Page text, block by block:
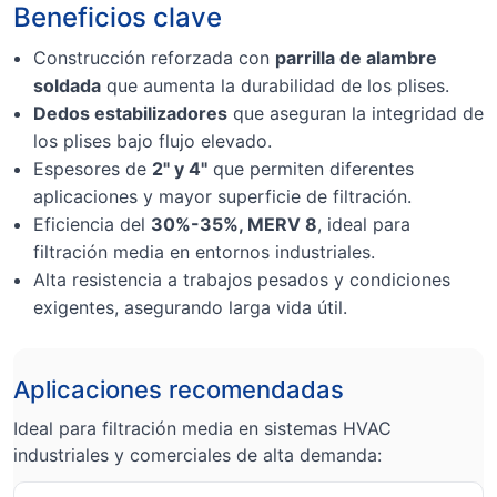
Beneficios clave
Construcción reforzada con parrilla de alambre
soldada que aumenta la durabilidad de los plises.
Dedos estabilizadores que aseguran la integridad de
los plises bajo flujo elevado.
Espesores de 2" y 4" que permiten diferentes
aplicaciones y mayor superficie de filtración.
Eficiencia del 30%-35%, MERV 8, ideal para
filtración media en entornos industriales.
Alta resistencia a trabajos pesados y condiciones
exigentes, asegurando larga vida útil.
Aplicaciones recomendadas
Ideal para filtración media en sistemas HVAC
industriales y comerciales de alta demanda: